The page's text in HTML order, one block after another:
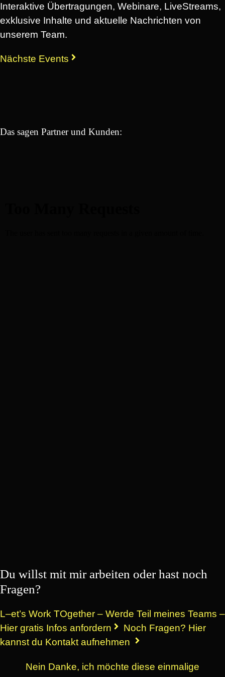
Interaktive Übertragungen, Webinare, LiveStreams,
exklusive Inhalte und aktuelle Nachrichten von
unserem Team.
Nächste Events
Das sagen Partner und Kunden:
Du willst mit mir arbeiten oder hast noch
Fragen?
L–et’s Work TOgether – Werde Teil meines Teams –
Hier gratis Infos anfordern
Noch Fragen? Hier
kannst du Kontakt aufnehmen
Nein Danke, ich möchte diese einmalige